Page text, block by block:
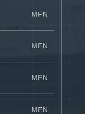
MFN
MFN
MFN
MFN